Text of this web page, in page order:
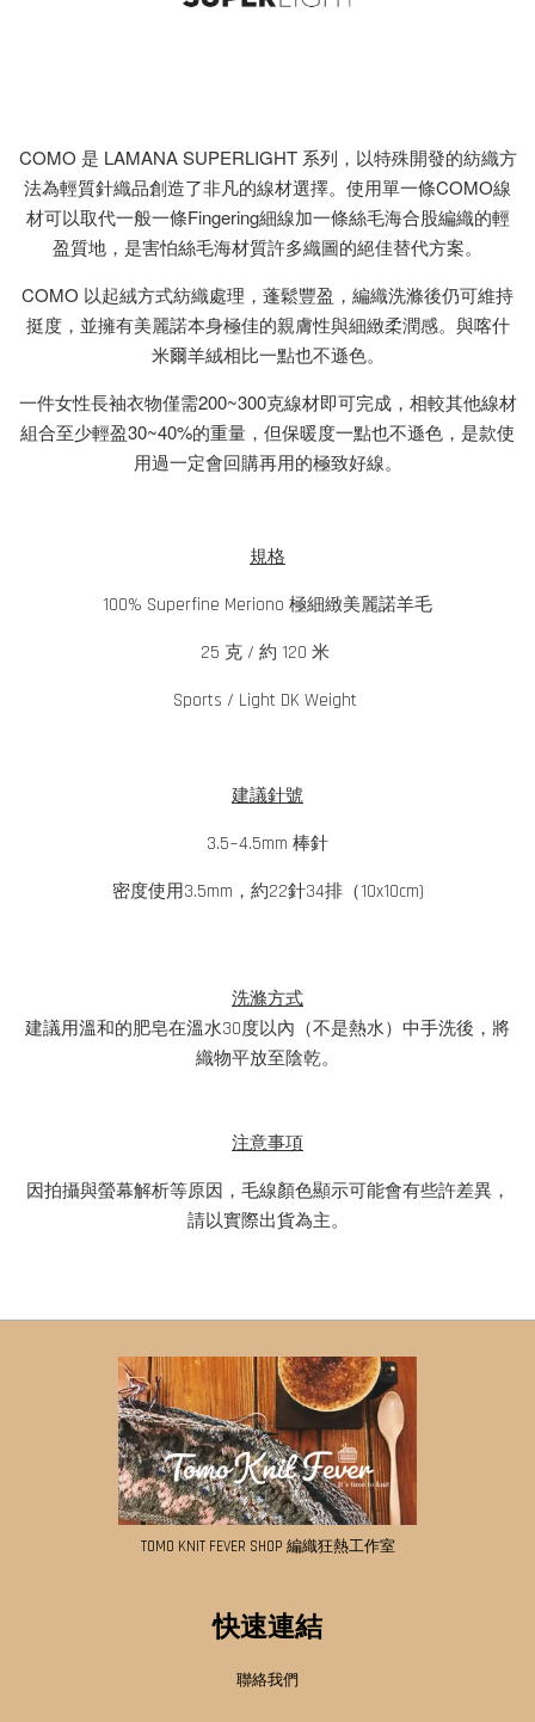
COMO 是 LAMANA SUPERLIGHT 系列，以特殊開發的紡織方
法為輕質針織品創造了非凡的線材選擇。使用單一條COMO線
材可以取代一般一條Fingering細線加一條絲毛海合股編織的輕
盈質地，是害怕絲毛海材質許多織圖的絕佳替代方案。
COMO 以起絨方式紡織處理，蓬鬆豐盈，編織洗滌後仍可維持
挺度，並擁有美麗諾本身極佳的親膚性與細緻柔潤感。與喀什
米爾羊絨相比一點也不遜色。
一件女性長袖衣物僅需200~300克線材即可完成，相較其他線材
組合至少輕盈30~40%的重量，但保暖度一點也不遜色，是款使
用過一定會回購再用的極致好線。
規格
100% Superfine Meriono 極細緻美麗諾羊毛
25 克 / 約 120 米
Sports / Light DK Weight
建議針號
3.5~4.5mm 棒針
密度使用3.5mm，約22針34排（10x10cm)
洗滌方式
建議用溫和的肥皂在溫水30度以內（不是熱水）中手洗後，將
織物平放至陰乾。
注意事項
因拍攝與螢幕解析等原因，毛線顏色顯示可能會有些許差異，
請以實際出貨為主。
TOMO KNIT FEVER SHOP 編織狂熱工作室
快速連結
聯絡我們